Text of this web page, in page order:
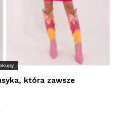
która zawsze